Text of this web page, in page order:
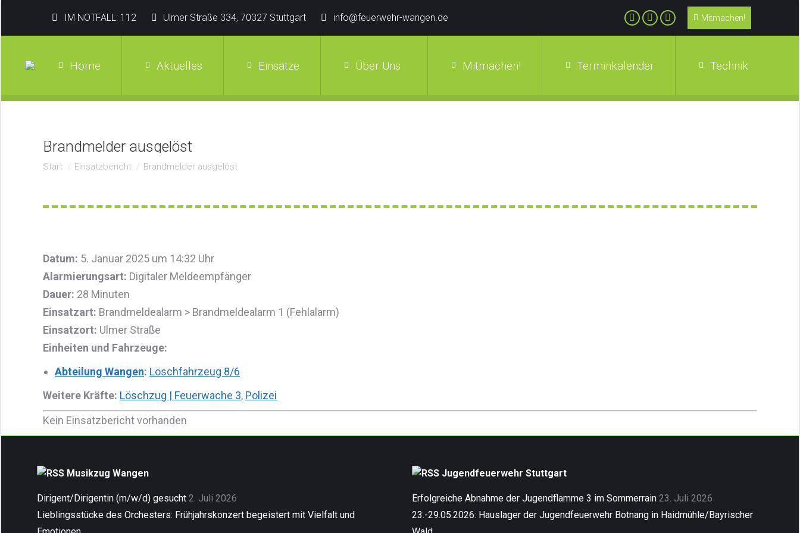
IM NOTFALL: 112 Ulmer Straße 334, 70327 Stuttgart info@feuerwehr-wangen.de Mitmachen!
Home Aktuelles Einsätze Über Uns Mitmachen! Terminkalender Technik
Brandmelder ausgelöst
Sie befinden sich hier:
Start Einsatzbericht Brandmelder ausgelöst
Datum: 5. Januar 2025 um 14:32 Uhr
Alarmierungsart: Digitaler Meldeempfänger
Dauer: 28 Minuten
Einsatzart: Brandmeldealarm > Brandmeldealarm 1 (Fehlalarm)
Einsatzort: Ulmer Straße
Einheiten und Fahrzeuge:
Abteilung Wangen: Löschfahrzeug 8/6
Weitere Kräfte: Löschzug | Feuerwache 3, Polizei
Kein Einsatzbericht vorhanden
Musikzug Wangen
Dirigent/Dirigentin (m/w/d) gesucht 2. Juli 2026
Lieblingsstücke des Orchesters: Frühjahrskonzert begeistert mit Vielfalt und
Jugendfeuerwehr Stuttgart
Erfolgreiche Abnahme der Jugendflamme 3 im Sommerrain 23. Juli 2026
23.-29.05.2026: Hauslager der Jugendfeuerwehr Botnang in Haidmühle/Bayrischer